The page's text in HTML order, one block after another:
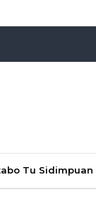
Tu Sidimpuan